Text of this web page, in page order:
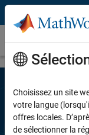
Passer au contenu
Demander un
Complétez
dessous
Choisissez un site
votre langue
offres locales.
de sélectionner la